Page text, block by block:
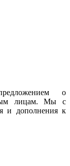
о
лицам. Мы с
и дополнения к